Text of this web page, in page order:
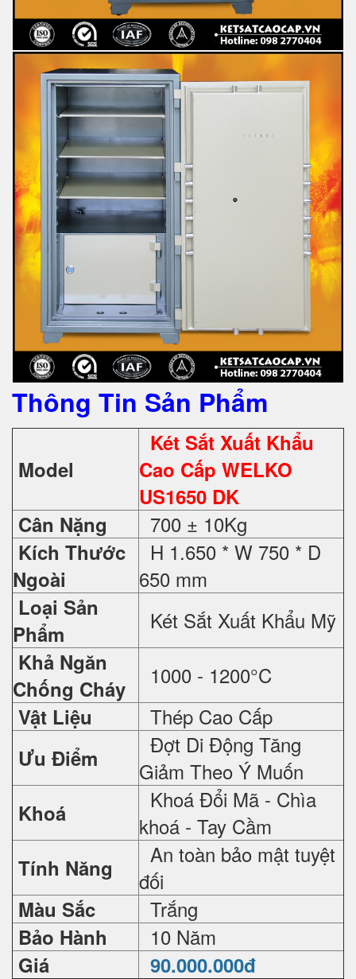
Thông Tin Sản Phẩm
Model
Két Sắt Xuất Khẩu
Cao Cấp WELKO
US1650 DK
Cân Nặng
700 ± 10Kg
Kích Thước
Ngoài
H 1.650 * W 750 * D
650 mm
Loại Sản
Phẩm
Két Sắt Xuất Khẩu Mỹ
Khả Ngăn
Chống Cháy
1000 - 1200°C
Vật Liệu Thép Cao Cấp
Ưu Điểm
Đợt Di Động Tăng
Giảm Theo Ý Muốn
Khoá
Khoá Đổi Mã - Chìa
khoá - Tay Cầm
Tính Năng
An toàn bảo mật tuyệt
đối
Màu Sắc Trắng
Bảo Hành 10 Năm
Giá 90.000.000đ